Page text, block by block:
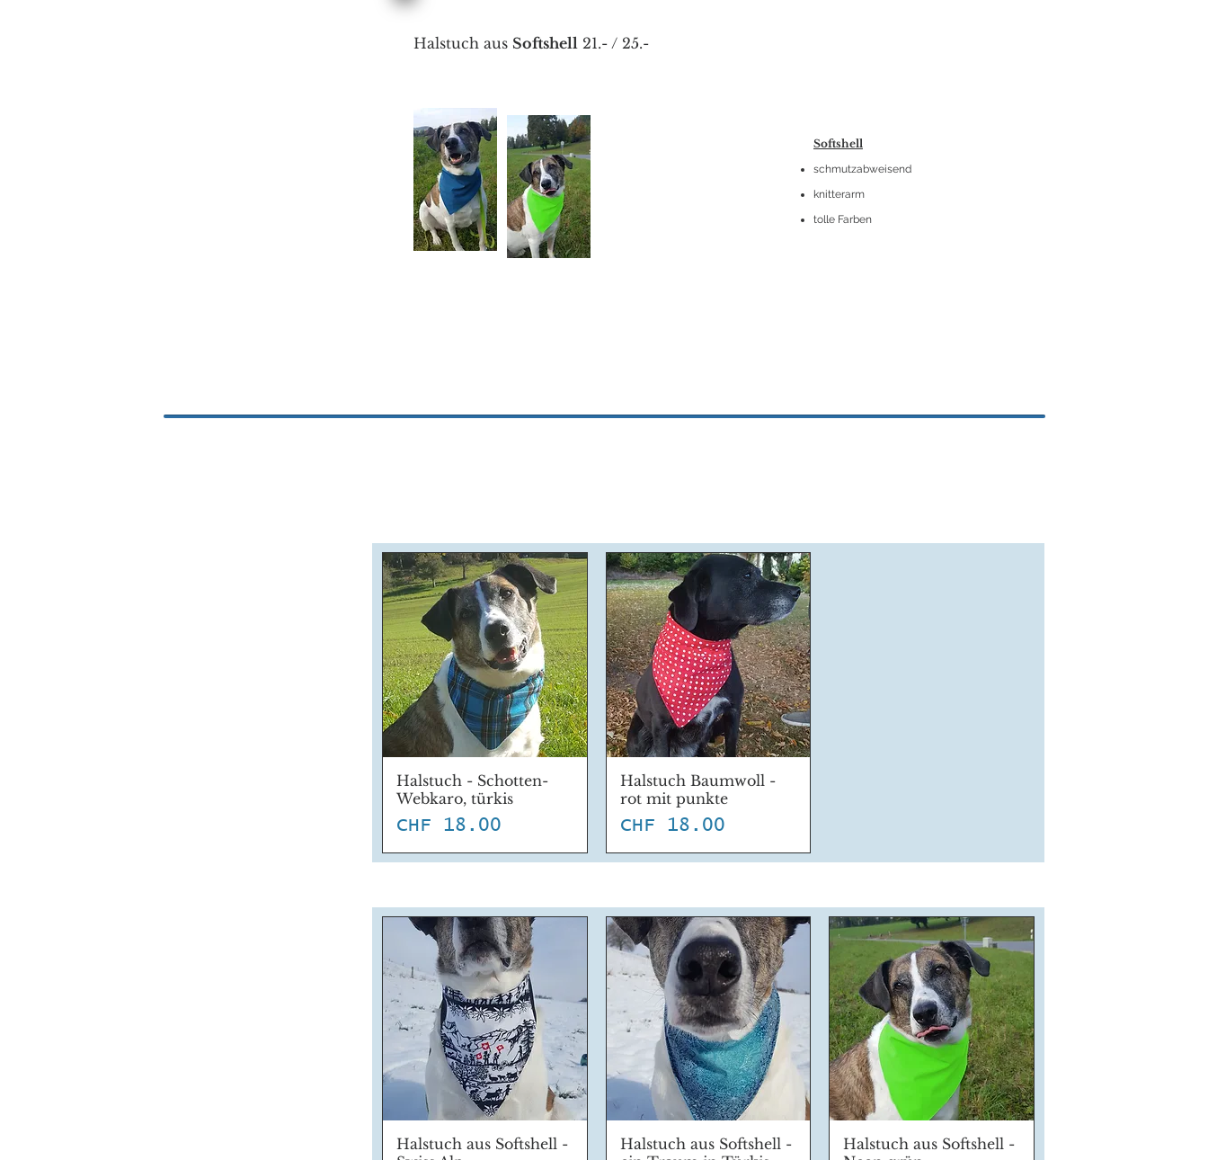
Halstuch aus Softshell 21.- / 25.-
Softshell
schmutzabweisend
knitterarm
tolle Farben
Schnellansicht
Halstuch - Schotten-
Webkaro, türkis
Preis
CHF 18.00
Schnellansicht
Halstuch Baumwoll -
rot mit punkte
Preis
CHF 18.00
Schnellansicht
Halstuch aus Softshell -
Schnellansicht
Halstuch aus Softshell -
Schnellansicht
Halstuch aus Softshell -